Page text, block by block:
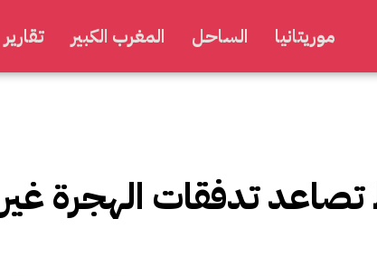
موريتانيا الساحل المغرب الكبير تقارير
تصاعد تدفقات الهجرة غير